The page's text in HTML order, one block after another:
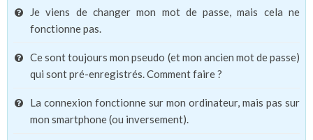
Je viens de changer mon mot de passe, mais cela ne
fonctionne pas.
Ce sont toujours mon pseudo (et mon ancien mot de passe)
qui sont pré-enregistrés. Comment faire ?
La connexion fonctionne sur mon ordinateur, mais pas sur
mon smartphone (ou inversement).